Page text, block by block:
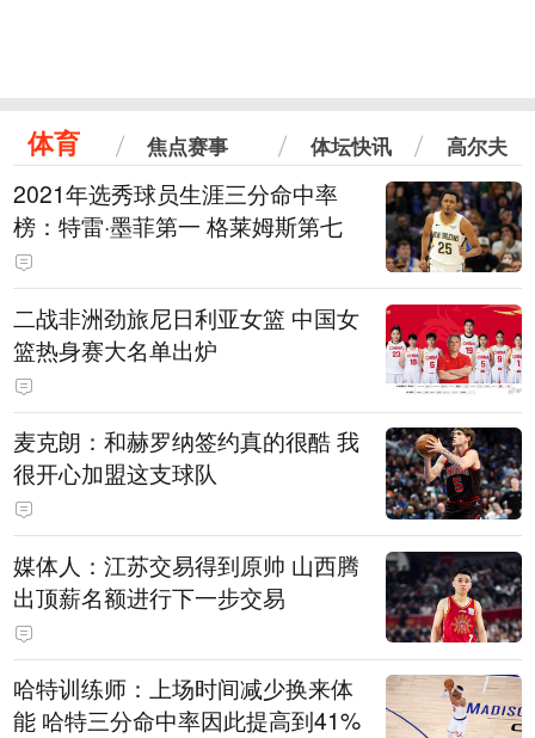
体育 焦点赛事 体坛快讯 高尔夫
2021年选秀球员生涯三分命中率
榜：特雷·墨菲第一 格莱姆斯第七
二战非洲劲旅尼日利亚女篮 中国女
篮热身赛大名单出炉
麦克朗：和赫罗纳签约真的很酷 我
很开心加盟这支球队
媒体人：江苏交易得到原帅 山西腾
出顶薪名额进行下一步交易
哈特训练师：上场时间减少换来体
能 哈特三分命中率因此提高到41%